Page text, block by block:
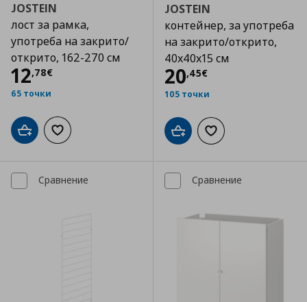
JOSTEIN
лост за рамка,
употреба на закрито/
открито, 162-270 см
12,78€
Цена
65 точки
Добави в кошницата
Добави към списъка с любими
JOSTEIN
контейнер, за употреба
на закрито/открито,
40x40x15 см
20,45€
Цена
105 точки
Добави в кошницата
Добави към
Сравнение Сравнение